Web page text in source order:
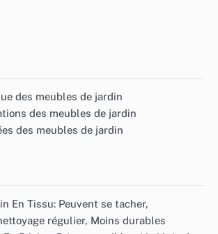
des meubles de jardin
des meubles de jardin
des meubles de jardin
En Tissu: Peuvent se tacher,
régulier, Moins durables